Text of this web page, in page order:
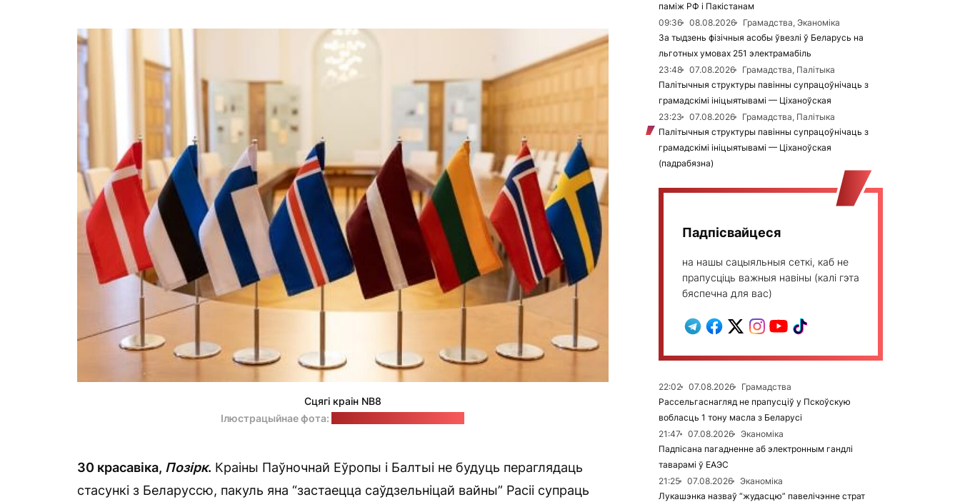
Сцягі краін NB8
Ілюстрацыйнае фота:
30 красавіка, Позірк. Краіны Паўночнай Еўропы і Балтыі не будуць пераглядаць
стасункі з Беларуссю, пакуль яна “застаецца саўдзельніцай вайны” Расіі супраць
паміж РФ і Пакістанам
09:36
08.08.2026
Грамадства, Эканоміка
За тыдзень фізічныя асобы ўвезлі ў Беларусь на
льготных умовах 251 электрамабіль
23:48
07.08.2026
Грамадства, Палітыка
Палітычныя структуры павінны супрацоўнічаць з
грамадскімі ініцыятывамі — Ціханоўская
23:23
07.08.2026
Грамадства, Палітыка
Палітычныя структуры павінны супрацоўнічаць з
грамадскімі ініцыятывамі — Ціханоўская
(падрабязна)
Падпісвайцеся
на нашы сацыяльныя сеткі, каб не
прапусціць важныя навіны (калі гэта
бяспечна для вас)
22:02 07.08.2026
Грамадства
Рассельгаснагляд не прапусціў у Пскоўскую
вобласць 1 тону масла з Беларусі
21:47
07.08.2026
Эканоміка
Падпісана пагадненне аб электронным гандлі
таварамі ў ЕАЭС
21:25
07.08.2026
Эканоміка
Лукашэнка назваў “жудасцю” павелічэнне страт